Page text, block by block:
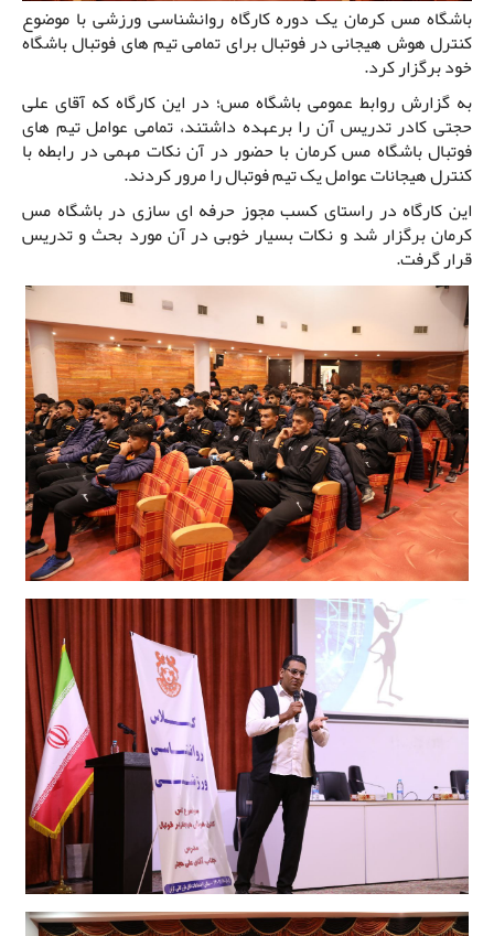
باشگاه مس کرمان یک دوره کارگاه روانشناسی ورزشی با موضوع
کنترل هوش هیجانی در فوتبال برای تمامی تیم های فوتبال باشگاه
خود برگزار کرد.
به گزارش روابط عمومی باشگاه مس؛ در این کارگاه که آقای علی
حجتی کادر تدریس آن را برعهده داشتند، تمامی عوامل تیم های
فوتبال باشگاه مس کرمان با حضور در آن نکات مهمی در رابطه با
کنترل هیجانات عوامل یک تیم فوتبال را مرور کردند.
این کارگاه در راستای کسب مجوز حرفه ای سازی در باشگاه مس
کرمان برگزار شد و نکات بسیار خوبی در آن مورد بحث و تدریس
قرار گرفت.